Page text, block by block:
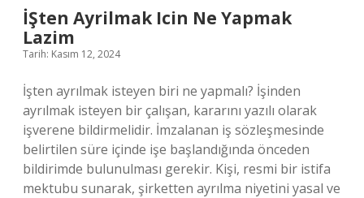
İŞten Ayrilmak Icin Ne Yapmak
Lazim
Tarih: Kasım 12, 2024
İşten ayrılmak isteyen biri ne yapmalı? İşinden
ayrılmak isteyen bir çalışan, kararını yazılı olarak
işverene bildirmelidir. İmzalanan iş sözleşmesinde
belirtilen süre içinde işe başlandığında önceden
bildirimde bulunulması gerekir. Kişi, resmi bir istifa
mektubu sunarak, şirketten ayrılma niyetini yasal ve